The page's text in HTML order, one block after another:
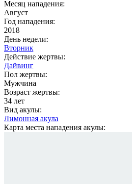
Месяц нападения:
Август
Год нападения:
2018
День недели:
Вторник
Действие жертвы:
Дайвинг
Пол жертвы:
Мужчина
Возраст жертвы:
34 лет
Вид акулы:
Лимонная акула
Карта места нападения акулы: